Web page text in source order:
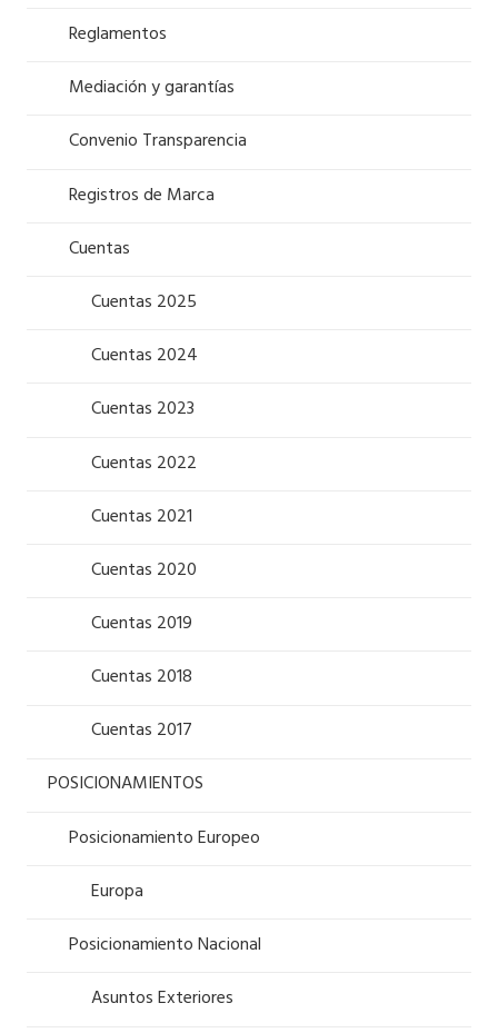
Reglamentos
Mediación y garantías
Convenio Transparencia
Registros de Marca
Cuentas
Cuentas 2025
Cuentas 2024
Cuentas 2023
Cuentas 2022
Cuentas 2021
Cuentas 2020
Cuentas 2019
Cuentas 2018
Cuentas 2017
POSICIONAMIENTOS
Posicionamiento Europeo
Europa
Posicionamiento Nacional
Asuntos Exteriores